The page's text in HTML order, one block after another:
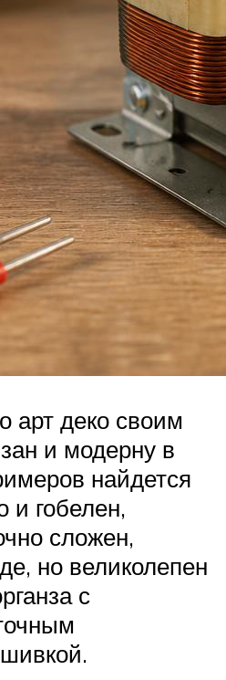
арт деко своим
и модерну в
найдется
и гобелен,
сложен,
но великолепен
с